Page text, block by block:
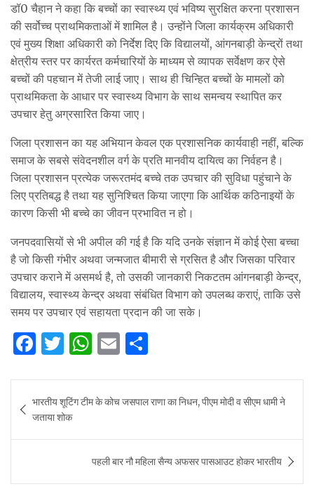
डॉ0 चैहान ने कहा कि बच्चों का स्वास्थ्य एवं भविष्य सुरक्षित करना प्रशासन
की सर्वोच्च प्राथमिकताओं में शामिल है। उन्होंने जिला कार्यक्रम अधिकारी
एवं मुख्य शिक्षा अधिकारी को निर्देश दिए कि विद्यालयों, आंगनबाड़ी केन्द्रों तथा
क्षेत्रीय स्तर पर कार्यरत कर्मचारियों के माध्यम से व्यापक सर्वेक्षण कर ऐसे
बच्चों की पहचान में तेजी लाई जाए। साथ ही चिन्हित बच्चों के मामलों को
प्राथमिकता के आधार पर स्वास्थ्य विभाग के साथ समन्वय स्थापित कर
उपचार हेतु अग्रसारित किया जाए।
जिला प्रशासन का यह अभियान केवल एक प्रशासनिक कार्यवाही नहीं, बल्कि
समाज के सबसे संवेदनशील वर्ग के प्रति मानवीय दायित्व का निर्वहन है।
जिला प्रशासन प्रत्येक जरूरतमंद बच्चे तक उपचार की सुविधा पहुंचाने के
लिए प्रतिबद्ध है तथा यह सुनिश्चित किया जाएगा कि आर्थिक कठिनाइयों के
कारण किसी भी बच्चे का जीवन प्रभावित न हो।
जनपदवासियों से भी अपील की गई है कि यदि उनके संज्ञान में कोई ऐसा बच्चा
है जो किसी गंभीर अथवा जन्मजात बीमारी से ग्रसित है और जिसका परिवार
उपचार कराने में असमर्थ है, तो उसकी जानकारी निकटतम आंगनबाड़ी केन्द्र,
विद्यालय, स्वास्थ्य केन्द्र अथवा संबंधित विभाग को उपलब्ध कराएं, ताकि उसे
समय पर उपचार एवं सहायता प्रदान की जा सके।
F
c
e
b
o
T
it
te
r
W
at
s
A
p
p
E
ai
l
ar
e
navigation
भारतीय शूटिंग टीम के कोच जसपाल राणा का निधन, पीएम मोदी व सीएम धामी ने
जताया शोक
पहली बार नौ महिला सैन्य अफसर पासआउट होकर भारतीय